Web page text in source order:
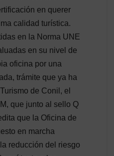
en querer
calidad turística.
en la Norma UNE
en su nivel de
oficina por una
trámite que ya ha
de Conil, el
que junto al sello Q
que la Oficina de
en marcha
reducción del riesgo